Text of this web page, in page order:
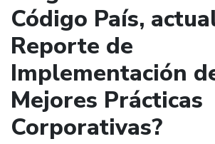
Código País,
Reporte de
Implementación
Mejores Prácticas
Corporativas?